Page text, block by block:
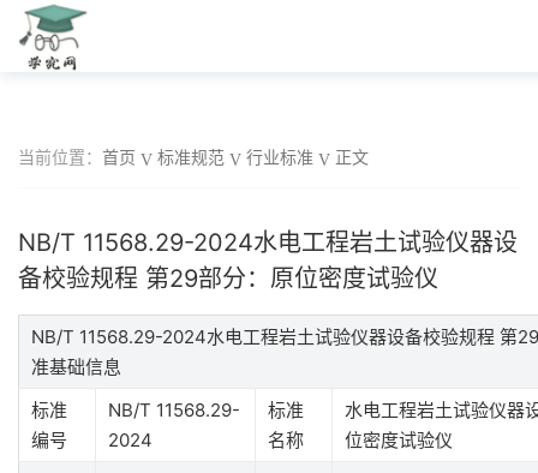
当前位置： 首页 标准规范 行业标准 正文
NB/T 11568.29-2024水电工程岩土试验仪器设
备校验规程 第29部分：原位密度试验仪
NB/T 11568.29-2024水电工程岩土试验仪器设备校验规程 第
准基础信息
标准
编号
NB/T 11568.29-
2024
标准
名称
水电工程岩土试验仪器
位密度试验仪